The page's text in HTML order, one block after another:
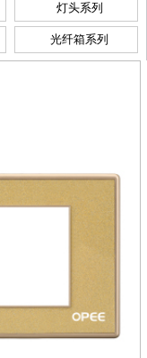
灯头系列
光纤箱系列